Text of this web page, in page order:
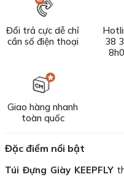
Đổi trả cực dễ chỉ
cần số điện thoại
38
Giao hàng nhanh
toàn quốc
Đặc điểm nổi bật
Túi Đựng Giày KEEPFLY